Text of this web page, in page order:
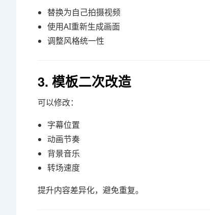
替换为自己拍摄视频
使用AI重新生成画面
调整风格统一性
3. 模板二次改造
可以修改：
字幕位置
动画节奏
背景音乐
转场速度
提升内容差异化，避免重复。